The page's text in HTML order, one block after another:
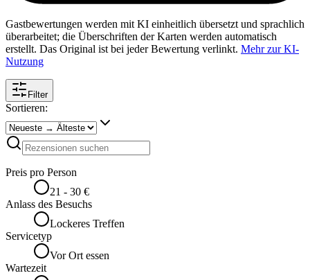
Gastbewertungen werden mit KI einheitlich übersetzt und sprachlich
überarbeitet; die Überschriften der Karten werden automatisch
erstellt. Das Original ist bei jeder Bewertung verlinkt. Mehr zur KI-
Nutzung
Filter
Sortieren:
Preis pro Person
21 - 30 €
Anlass des Besuchs
Lockeres Treffen
Servicetyp
Vor Ort essen
Wartezeit